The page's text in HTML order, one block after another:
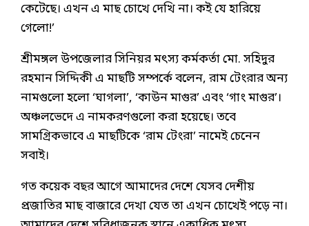
কেটেছে। এখন এ মাছ চোখে দেখি না। কই যে হারিয়ে
গেলো!’
শ্রীমঙ্গল উপজেলার সিনিয়র মৎস্য কর্মকর্তা মো. সহিদুর
রহমান সিদ্দিকী এ মাছটি সম্পর্কে বলেন, রাম টেংরার অন্য
নামগুলো হলো ‘ঘাগলা’, ‘কাউন মাগুর’ এবং ‘গাং মাগুর’।
অঞ্চলভেদে এ নামকরণগুলো করা হয়েছে। তবে
সামগ্রিকভাবে এ মাছটিকে ‘রাম টেংরা’ নামেই চেনেন
সবাই।
গত কয়েক বছর আগে আমাদের দেশে যেসব দেশীয়
প্রজাতির মাছ বাজারে দেখা যেত তা এখন চোখেই পড়ে না।